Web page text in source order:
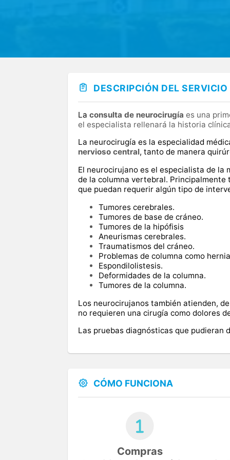
DESCRIPCIÓN DEL SERVICIO
La consulta de neurocirugía es una
el especialista rellenará la historia
La neurocirugía es la especialidad
nervioso central, tanto de manera
El neurocirujano es el especialista de la
de la columna vertebral.
que puedan requerir algún tipo de
Tumores cerebrales.
Tumores de base de cráneo.
Tumores de la hipófisis
Aneurismas cerebrales.
Traumatismos del cráneo.
Problemas de columna como
Espondilolistesis.
Deformidades de la columna.
Tumores de la columna.
Los neurocirujanos también atienden,
no requieren una cirugía como dolores
Las pruebas diagnósticas que pudieran
CÓMO FUNCIONA
Compras